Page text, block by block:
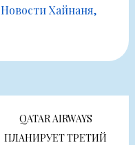
Новости Хайнаня
QATAR AIRWAYS
ПЛАНИРУЕТ ТРЕТИЙ